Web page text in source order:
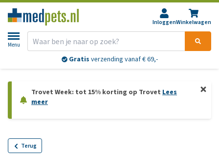
InloggenWinkelwagen
Menu
Gratis verzending vanaf € 69,-
Trovet Week: tot 15% korting op Trovet Lees
meer
Terug